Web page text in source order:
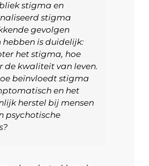
stigma en
stigma
gevolgen
hebben is duidelijk:
het stigma, hoe
de kwaliteit van leven.
beïnvloedt stigma
en het
herstel bij mensen
psychotische